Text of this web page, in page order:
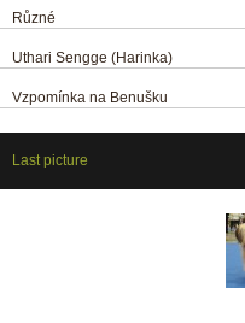
Různé
Uthari Sengge (Harinka)
Vzpomínka na Benušku
Last picture